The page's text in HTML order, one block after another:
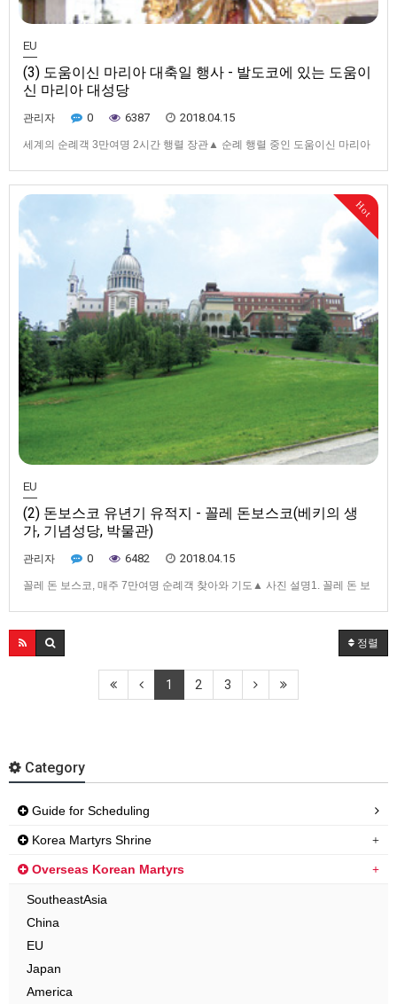
EU
(3) 도움이신 마리아 대축일 행사 - 발도코에 있는 도움이
신 마리아 대성당
관리자 0 6387 2018.04.15
세계의 순례객 3만여명 2시간 행렬 장관▲ 순례 행렬 중인 도움이신 마리아
아 대성당. 돈 보스코가 창설한 살레시오회의 모원이자 심장부가 된 이 성
당을 방문한 것은 5월24일 열린 도움이신 마리아 대축일 행사에 참…
Hot
EU
(2) 돈보스코 유년기 유적지 - 꼴레 돈보스코(베키의 생
가, 기념성당, 박물관)
관리자 0 6482 2018.04.15
꼴레 돈 보스코, 매주 7만여명 순례객 찾아와 기도▲ 사진 설명1. 꼴레 돈 보
영을 하고 있는 순례단. 3. 돈 보스코의 이복형 안토니오가 살던 집 터에 세
워진 도움이신 마리아 소성당. 오른쪽 건물이 형 요셉이…
정렬
1 2 3
Category
Guide for Scheduling
Korea Martyrs Shrine
Overseas Korean Martyrs
SoutheastAsia
China
EU
Japan
America